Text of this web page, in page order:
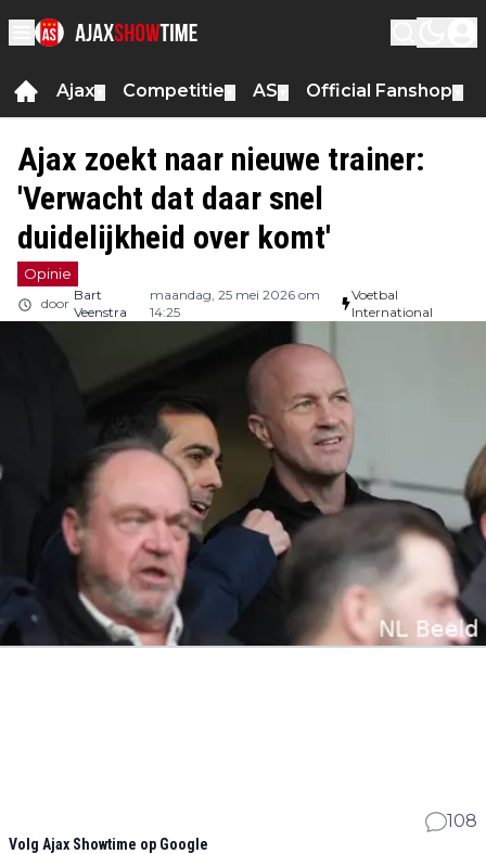
Ajax Competitie AS Official Fanshop
Ajax zoekt naar nieuwe trainer:
'Verwacht dat daar snel
duidelijkheid over komt'
Opinie
door
Bart
Veenstra
maandag, 25 mei 2026 om
14:25
Voetbal
International
108
Volg Ajax Showtime op Google